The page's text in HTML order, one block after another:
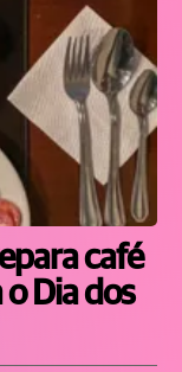
café
Dia dos